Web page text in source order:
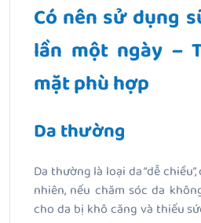
Có nên sử dụng
lần một ngày –
mặt phù hợp
Da thường
Da thường là loại da “dễ
nhiên, nếu chăm sóc da
cho da bị khô căng và thiếu